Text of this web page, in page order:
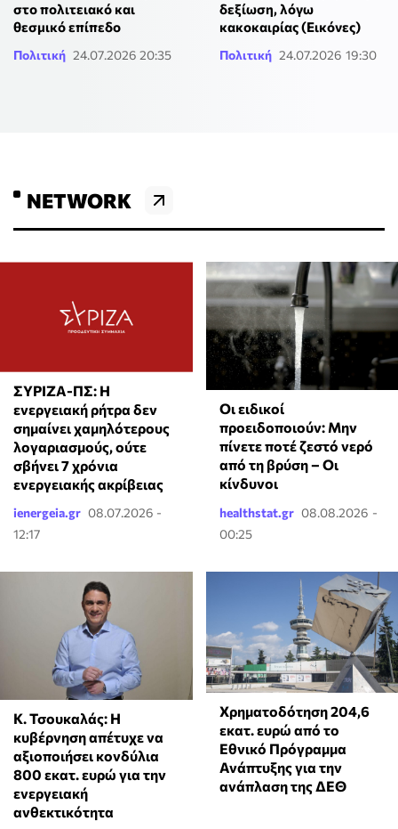
στο πολιτειακό και
θεσμικό επίπεδο
Πολιτική 24.07.2026 20:35
δεξίωση, λόγω
κακοκαιρίας (Εικόνες)
Πολιτική 24.07.2026 19:30
NETWORK
ΣΥΡΙΖΑ-ΠΣ: Η
ενεργειακή ρήτρα δεν
σημαίνει χαμηλότερους
λογαριασμούς, ούτε
σβήνει 7 χρόνια
ενεργειακής ακρίβειας
ienergeia.gr 08.07.2026 -
12:17
Οι ειδικοί
προειδοποιούν: Μην
πίνετε ποτέ ζεστό νερό
από τη βρύση – Οι
κίνδυνοι
healthstat.gr 08.08.2026 -
00:25
Κ. Τσουκαλάς: Η
κυβέρνηση απέτυχε να
αξιοποιήσει κονδύλια
800 εκατ. ευρώ για την
ενεργειακή
ανθεκτικότητα
Χρηματοδότηση 204,6
εκατ. ευρώ από το
Εθνικό Πρόγραμμα
Ανάπτυξης για την
ανάπλαση της ΔΕΘ